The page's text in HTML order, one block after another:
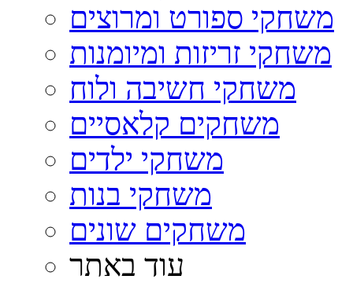
משחקי ספורט ומרוצים
משחקי זריזות ומיומנות
משחקי חשיבה ולוח
משחקים קלאסיים
משחקי ילדים
משחקי בנות
משחקים שונים
עוד באתר